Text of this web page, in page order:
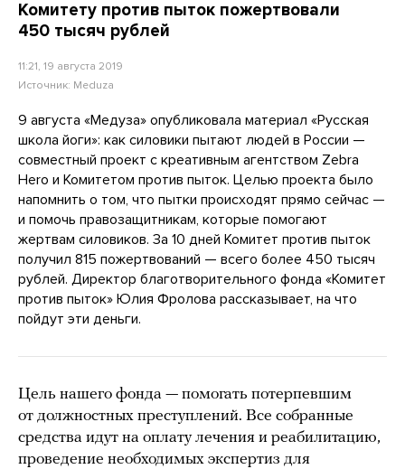
Комитету против пыток пожертвовали
450 тысяч рублей
11:21, 19 августа 2019
Источник: Meduza
9 августа «Медуза» опубликовала материал «Русская
школа йоги»: как силовики пытают людей в России —
совместный проект с креативным агентством Zebra
Hero и Комитетом против пыток. Целью проекта было
напомнить о том, что пытки происходят прямо сейчас —
и помочь правозащитникам, которые помогают
жертвам силовиков. За 10 дней Комитет против пыток
получил 815 пожертвований — всего более 450 тысяч
рублей. Директор благотворительного фонда «Комитет
против пыток» Юлия Фролова рассказывает, на что
пойдут эти деньги.
Цель нашего фонда — помогать потерпевшим
от должностных преступлений. Все собранные
средства идут на оплату лечения и реабилитацию,
проведение необходимых экспертиз для